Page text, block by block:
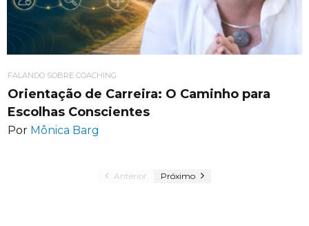
FALANDO SOBRE COACHING
Orientação de Carreira: O Caminho para
Escolhas Conscientes
Por Mônica Barg
Anterior Próximo